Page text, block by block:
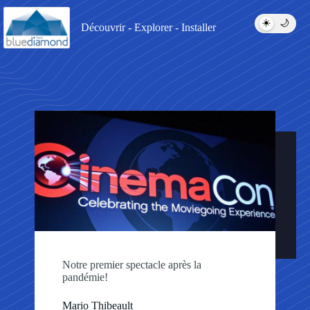
Découvrir - Explorer - Installer
Notre premier spectacle après la
pandémie!
Mario Thibeault
☀️ 🌙